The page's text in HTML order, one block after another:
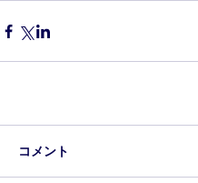
コメント